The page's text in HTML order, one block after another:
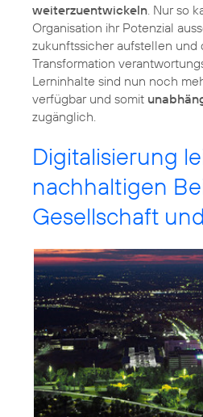
weiterzuentwickeln. Nur so
Organisation ihr Potenzial
zukunftssicher aufstellen und
Transformation
Lerninhalte sind nun noch
verfügbar und somit
zugänglich.
Digitalisierung
nachhaltigen
Gesellschaft